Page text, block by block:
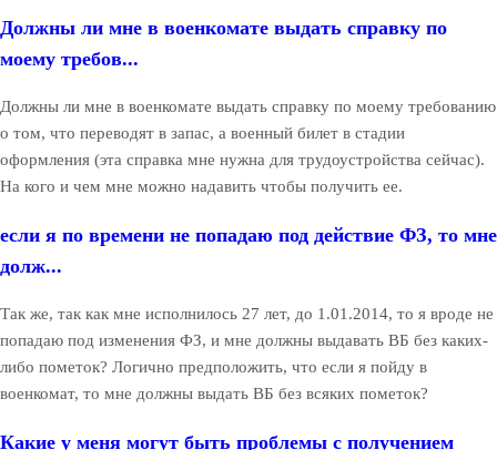
Должны ли мне в военкомате выдать справку по
моему требов...
Должны ли мне в военкомате выдать справку по моему требованию
о том, что переводят в запас, а военный билет в стадии
оформления (эта справка мне нужна для трудоустройства сейчас).
На кого и чем мне можно надавить чтобы получить ее.
если я по времени не попадаю под действие ФЗ, то мне
долж...
Так же, так как мне исполнилось 27 лет, до 1.01.2014, то я вроде не
попадаю под изменения ФЗ, и мне должны выдавать ВБ без каких-
либо пометок? Логично предположить, что если я пойду в
военкомат, то мне должны выдать ВБ без всяких пометок?
Какие у меня могут быть проблемы с получением